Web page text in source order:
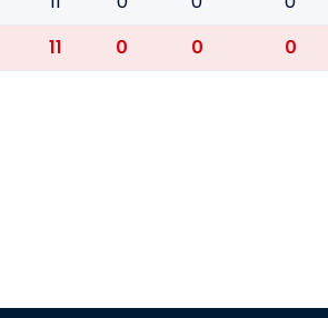
11 0 0 0